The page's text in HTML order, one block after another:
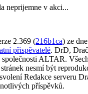
neprijemne v akci...
2.369 (216b1ca) ze
přispěvatelé. DrD,
ALTAR.
nesmí být
Redakce serveru
příspěvků.